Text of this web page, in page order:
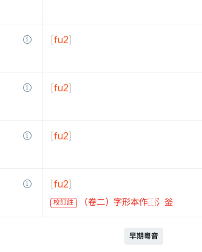
[fu2]
[fu2]
[fu2]
[fu2]
校訂註 （卷二）字形本作⿰氵釡
早期粵音